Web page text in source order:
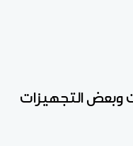
4 مروحيات وبعض التجهيزات